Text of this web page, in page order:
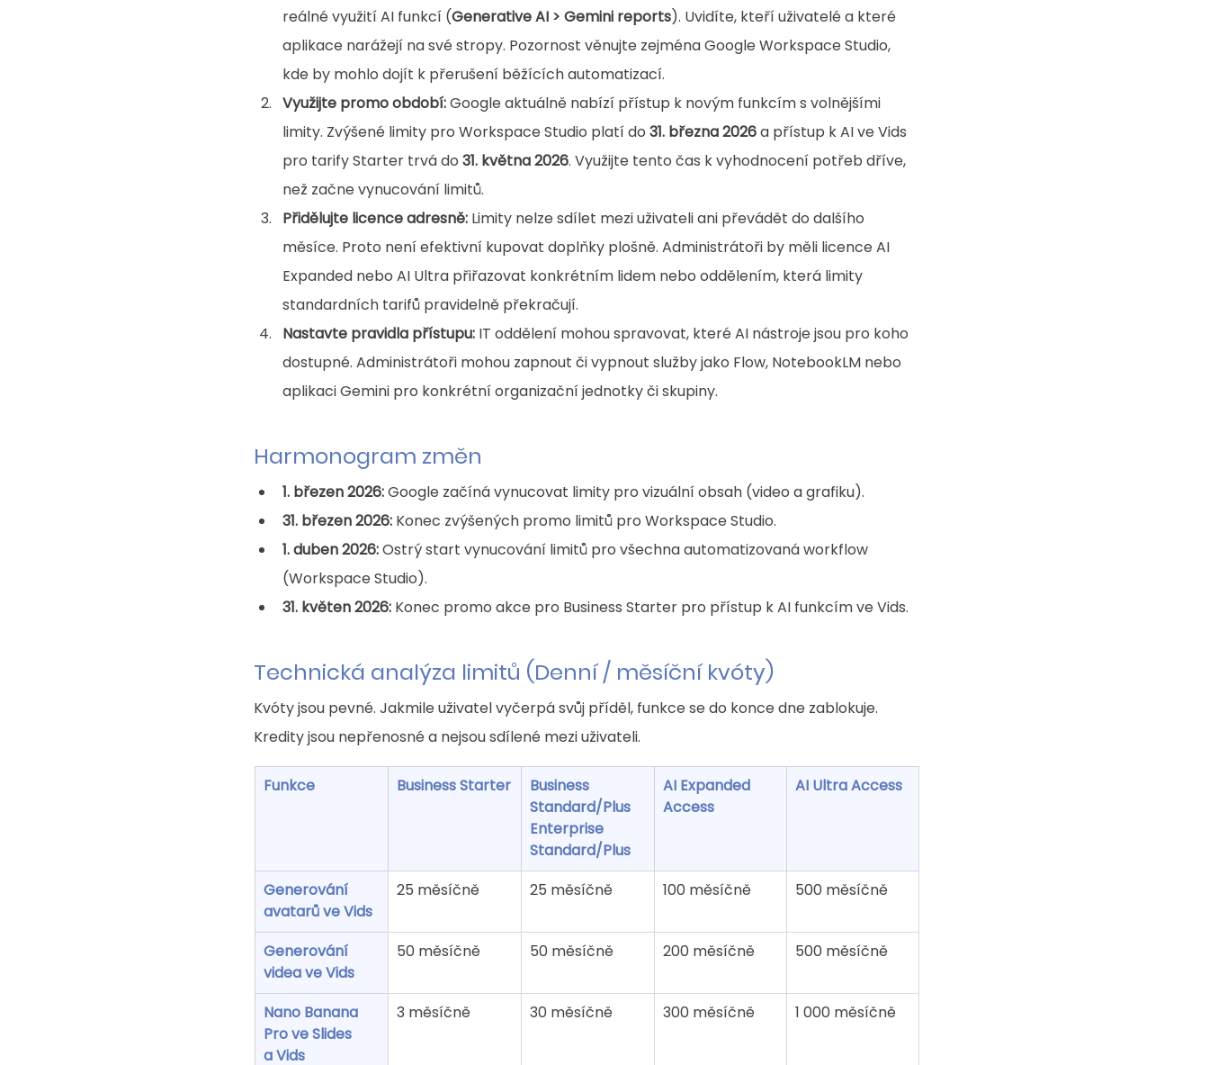
reálné využití AI funkcí (Generative AI > Gemini reports). Uvidíte, kteří uživatelé a které
aplikace narážejí na své stropy. Pozornost věnujte zejména Google Workspace Studio,
kde by mohlo dojít k přerušení běžících automatizací.
Využijte promo období: Google aktuálně nabízí přístup k novým funkcím s volnějšími
limity. Zvýšené limity pro Workspace Studio platí do 31. března 2026 a přístup k AI ve Vids
pro tarify Starter trvá do 31. května 2026. Využijte tento čas k vyhodnocení potřeb dříve,
než začne vynucování limitů.
Přidělujte licence adresně: Limity nelze sdílet mezi uživateli ani převádět do dalšího
měsíce. Proto není efektivní kupovat doplňky plošně. Administrátoři by měli licence AI
Expanded nebo AI Ultra přiřazovat konkrétním lidem nebo oddělením, která limity
standardních tarifů pravidelně překračují.
Nastavte pravidla přístupu: IT oddělení mohou spravovat, které AI nástroje jsou pro koho
dostupné. Administrátoři mohou zapnout či vypnout služby jako Flow, NotebookLM nebo
aplikaci Gemini pro konkrétní organizační jednotky či skupiny.
Harmonogram změn
1. březen 2026: Google začíná vynucovat limity pro vizuální obsah (video a grafiku).
31. březen 2026: Konec zvýšených promo limitů pro Workspace Studio.
1. duben 2026: Ostrý start vynucování limitů pro všechna automatizovaná workflow
(Workspace Studio).
31. květen 2026: Konec promo akce pro Business Starter pro přístup k AI funkcím ve Vids.
Technická analýza limitů (Denní / měsíční kvóty)
Kvóty jsou pevné. Jakmile uživatel vyčerpá svůj příděl, funkce se do konce dne zablokuje.
Kredity jsou nepřenosné a nejsou sdílené mezi uživateli.
Funkce Business Starter
Business
Standard/Plus
Enterprise
Standard/Plus
AI Expanded
Access
AI Ultra Access
Generování
avatarů ve Vids
25 měsíčně 25 měsíčně 100 měsíčně 500 měsíčně
Generování
videa ve Vids
50 měsíčně 50 měsíčně 200 měsíčně 500 měsíčně
Nano Banana
Pro ve Slides
a Vids
3 měsíčně 30 měsíčně 300 měsíčně 1 000 měsíčně